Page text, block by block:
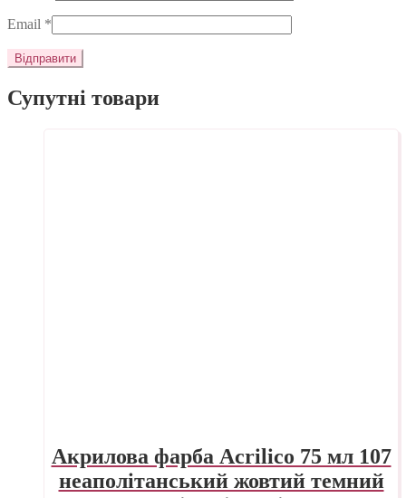
Email *
Супутні товари
Акрилова фарба Acrilico 75 мл 107
неаполітанський жовтий темний